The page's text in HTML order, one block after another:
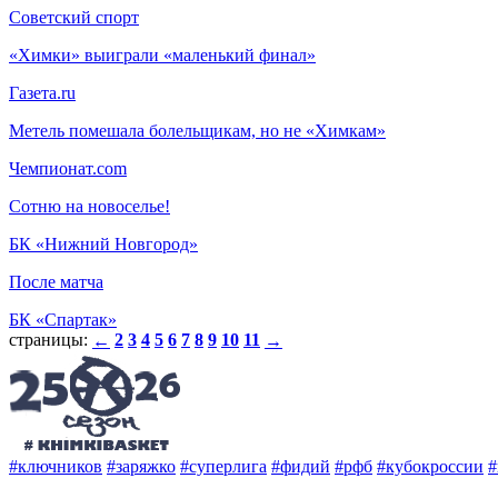
Советский спорт
«Химки» выиграли «маленький финал»
Газета.ru
Метель помешала болельщикам, но не «Химкам»
Чемпионат.com
Сотню на новоселье!
БК «Нижний Новгород»
После матча
БК «Спартак»
страницы: ← 2 3 4 5 6 7 8 9 10 11 →
#ключников #заряжко #суперлига #фидий #рфб #кубокроссии